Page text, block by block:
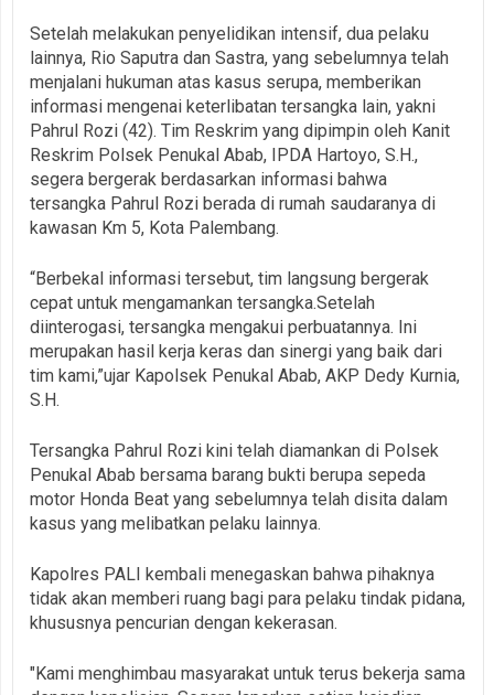
Setelah melakukan penyelidikan intensif, dua pelaku
lainnya, Rio Saputra dan Sastra, yang sebelumnya telah
menjalani hukuman atas kasus serupa, memberikan
informasi mengenai keterlibatan tersangka lain, yakni
Pahrul Rozi (42). Tim Reskrim yang dipimpin oleh Kanit
Reskrim Polsek Penukal Abab, IPDA Hartoyo, S.H.,
segera bergerak berdasarkan informasi bahwa
tersangka Pahrul Rozi berada di rumah saudaranya di
kawasan Km 5, Kota Palembang.
“Berbekal informasi tersebut, tim langsung bergerak
cepat untuk mengamankan tersangka.Setelah
diinterogasi, tersangka mengakui perbuatannya. Ini
merupakan hasil kerja keras dan sinergi yang baik dari
tim kami,”ujar Kapolsek Penukal Abab, AKP Dedy Kurnia,
S.H.
Tersangka Pahrul Rozi kini telah diamankan di Polsek
Penukal Abab bersama barang bukti berupa sepeda
motor Honda Beat yang sebelumnya telah disita dalam
kasus yang melibatkan pelaku lainnya.
Kapolres PALI kembali menegaskan bahwa pihaknya
tidak akan memberi ruang bagi para pelaku tindak pidana,
khususnya pencurian dengan kekerasan.
"Kami menghimbau masyarakat untuk terus bekerja sama